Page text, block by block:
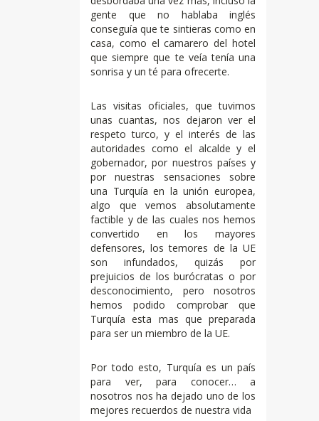
gente que no hablaba inglés
conseguía que te sintieras como en
casa, como el camarero del hotel
que siempre que te veía tenía una
sonrisa y un té para ofrecerte.
Las visitas oficiales, que tuvimos
unas cuantas, nos dejaron ver el
respeto turco, y el interés de las
autoridades como el alcalde y el
gobernador, por nuestros países y
por nuestras sensaciones sobre
una Turquía en la unión europea,
algo que vemos absolutamente
factible y de las cuales nos hemos
convertido en los mayores
defensores, los temores de la UE
son infundados, quizás por
prejuicios de los burócratas o por
desconocimiento, pero nosotros
hemos podido comprobar que
Turquía esta mas que preparada
para ser un miembro de la UE.
Por todo esto, Turquía es un país
para ver, para conocer… a
nosotros nos ha dejado uno de los
mejores recuerdos de nuestra vida